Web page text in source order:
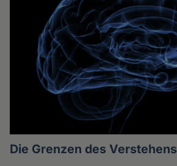
Die Grenzen des Verstehens